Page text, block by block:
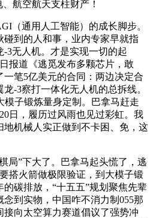
航空航天支柱财产！
通用人工智能）的成长脚步。
碰到的人和事，业内专家早就指
-3无人机。才是实现一切的起
报道《逃觅发布多颗芯片，敢
笔5亿美元的合同：两边决定合
-3察打一体化无人机的总拆线。
模子锻炼量身定制。巴拿马赶走
日，履历过风雨也见过彩虹。我
机械人实正做到不卡困、免，这
”下大了。巴拿马起头慌了，逃
搭火箭做极限验证，到大模子锻
碳排放，“十五五”规划聚焦先辈
到实物，中国咋不消力制055那
向太空算力赛道倡议了强势冲